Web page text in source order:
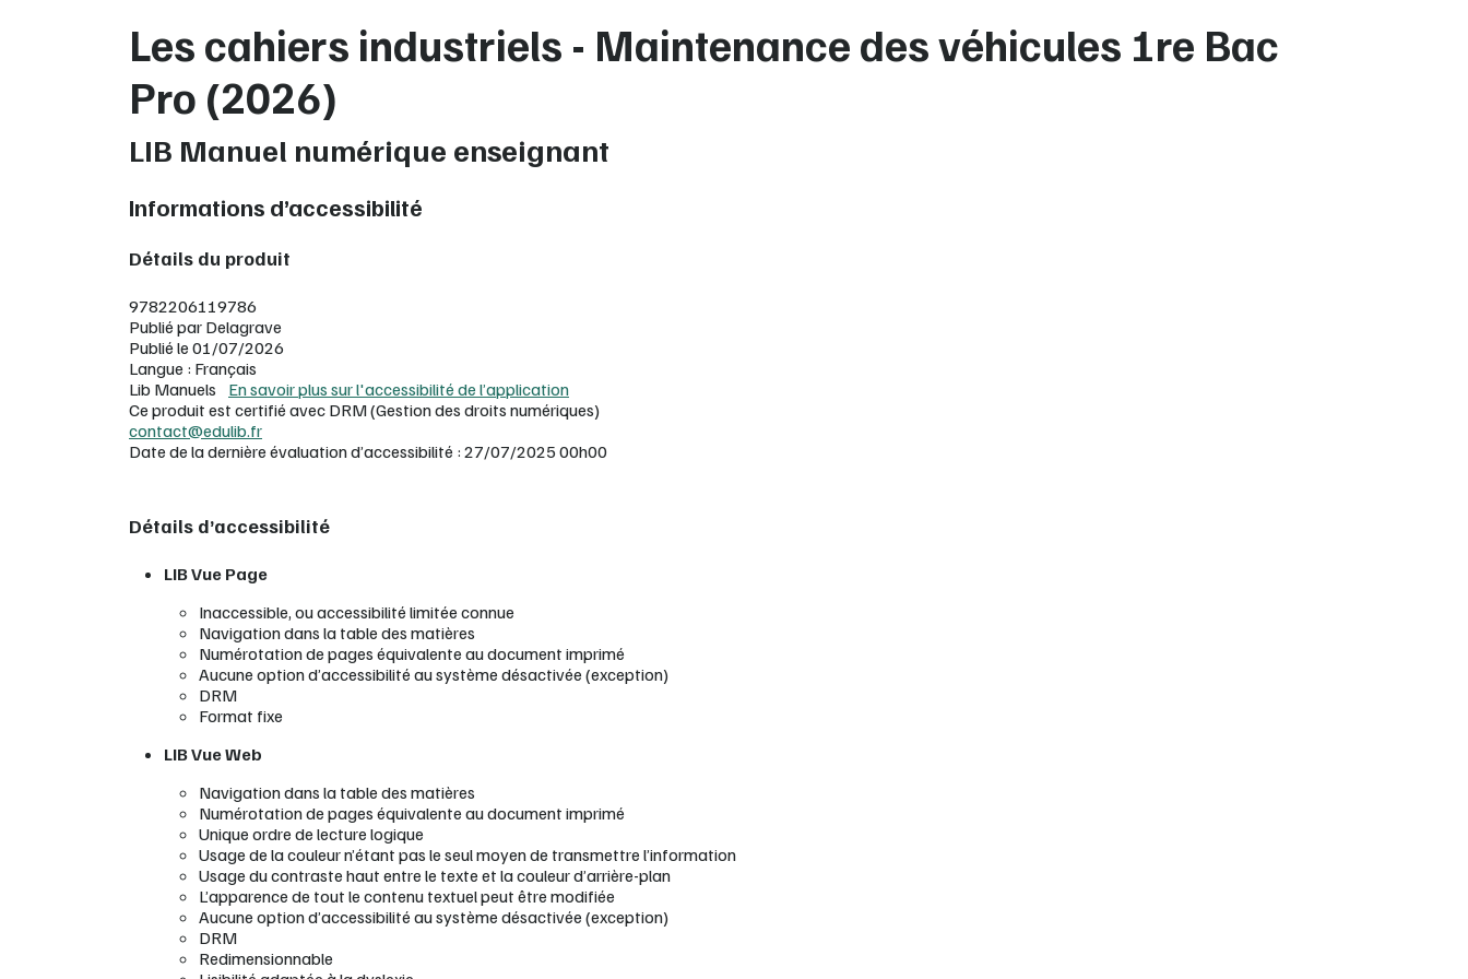
Les cahiers industriels - Maintenance des véhicules 1re Bac
Pro (2026)
LIB Manuel numérique enseignant
Informations d’accessibilité
Détails du produit
9782206119786
Publié par Delagrave
Publié le 01/07/2026
Langue : Français
Lib Manuels
En savoir plus sur l'accessibilité de l’application
Ce produit est certifié avec DRM (Gestion des droits numériques)
contact@edulib.fr
Date de la dernière évaluation d’accessibilité : 27/07/2025 00h00
Détails d’accessibilité
LIB Vue Page
Inaccessible, ou accessibilité limitée connue
Navigation dans la table des matières
Numérotation de pages équivalente au document imprimé
Aucune option d’accessibilité au système désactivée (exception)
DRM
Format fixe
LIB Vue Web
Navigation dans la table des matières
Numérotation de pages équivalente au document imprimé
Unique ordre de lecture logique
Usage de la couleur n’étant pas le seul moyen de transmettre l’information
Usage du contraste haut entre le texte et la couleur d’arrière-plan
L’apparence de tout le contenu textuel peut être modifiée
Aucune option d’accessibilité au système désactivée (exception)
DRM
Redimensionnable